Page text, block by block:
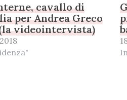
cavallo di
per Andrea Greco
videointervista)